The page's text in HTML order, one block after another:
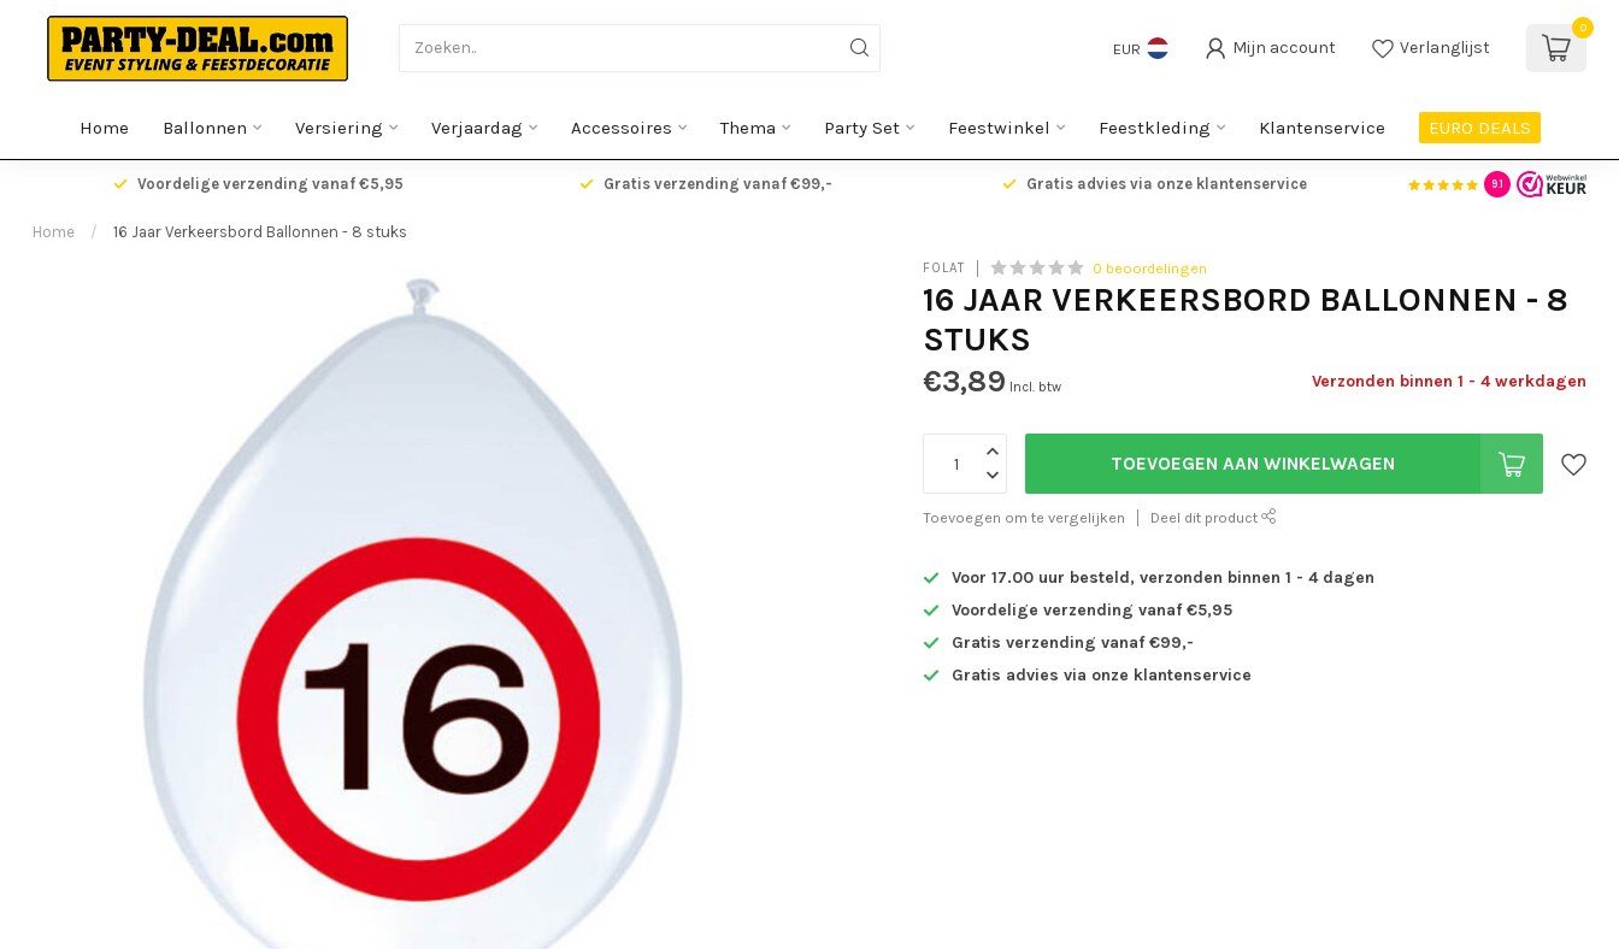
EUR Mijn account Verlanglijst
0
Home Ballonnen Versiering Verjaardag Accessoires Thema Party Set Feestwinkel Feestkleding Klantenservice EURO DEALS
Voordelige verzending vanaf €5,95 Gratis verzending vanaf €99,- Gratis advies via onze klantenservice 9.1
Home / 16 Jaar Verkeersbord Ballonnen - 8 stuks
FOLAT 0 beoordelingen
16 JAAR VERKEERSBORD BALLONNEN - 8
STUKS
€3,89 Incl. btw Verzonden binnen 1 - 4 werkdagen
TOEVOEGEN AAN WINKELWAGEN
Toevoegen om te vergelijken Deel dit product
Voor 17.00 uur besteld, verzonden binnen 1 - 4 dagen
Voordelige verzending vanaf €5,95
Gratis verzending vanaf €99,-
Gratis advies via onze klantenservice